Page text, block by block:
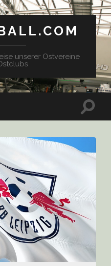
unserer Ostvereine